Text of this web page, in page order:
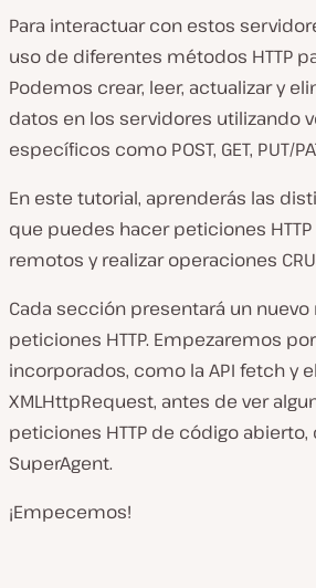
Para interactuar con estos
uso de diferentes métodos HTTP
Podemos crear, leer, actualizar y
datos en los servidores utilizando
específicos como POST, GET, PUT/
En este tutorial, aprenderás las
que puedes hacer peticiones
remotos y realizar operaciones
Cada sección presentará un
peticiones HTTP. Empezaremos
incorporados, como la API fetch y
XMLHttpRequest, antes de ver
peticiones HTTP de código
SuperAgent.
¡Empecemos!